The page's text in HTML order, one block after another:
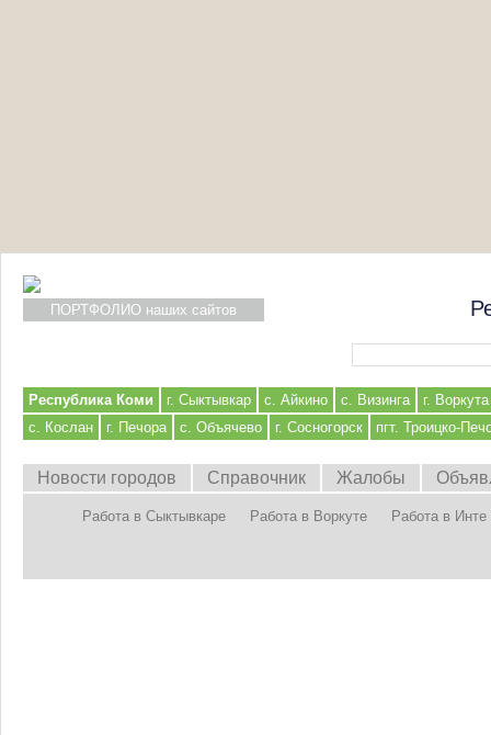
ПОРТФОЛИО наших сайтов
Республика Коми г. Сыктывкар с. Айкино с. Визинга
г. Воркута
с. Кослан
г. Печора с. Объячево г. Сосногорск пгт. Троицко-
Новости городов Справочник Жалобы
Работа в Сыктывкаре Работа в Воркуте Работа в Инте